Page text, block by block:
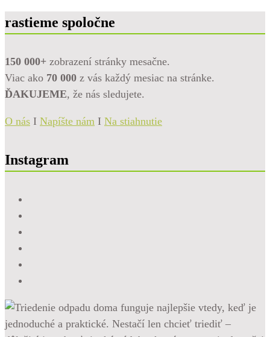
rastieme spoločne
150 000+ zobrazení stránky mesačne.
Viac ako 70 000 z vás každý mesiac na stránke.
ĎAKUJEME, že nás sledujete.
O nás I Napíšte nám I Na stiahnutie
Instagram